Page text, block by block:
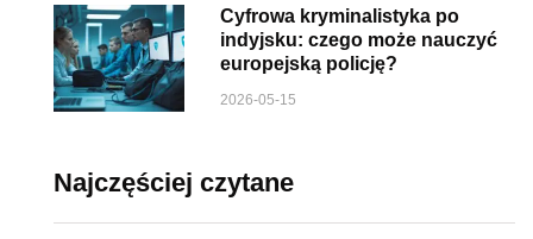
Cyfrowa kryminalistyka po
indyjsku: czego może nauczyć
europejską policję?
2026-05-15
Najczęściej czytane